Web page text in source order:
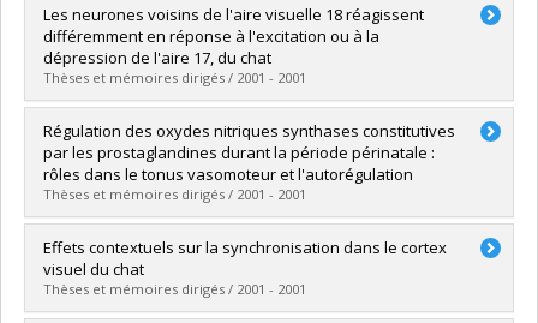
Graduate :Paquet, Valérie
Cycle :Master's
Grade :M. Sc.
Lien vers le document dans Papyrus
Les neurones voisins de l'aire visuelle 18 réagissent
différemment en réponse à l'excitation ou à la
dépression de l'aire 17, du chat
Thèses et mémoires dirigés / 2001 - 2001
Graduate :Tan, Yao Fang
Cycle : Master's
Grade :M. Sc.
Lien vers le document dans Papyrus
Régulation des oxydes nitriques synthases constitutives
par les prostaglandines durant la période périnatale :
rôles dans le tonus vasomoteur et l'autorégulation
Thèses et mémoires dirigés / 2001 - 2001
Graduate :Dumont, Isabelle
Cycle :Doctoral
Grade :Ph. D.
Lien vers le document dans Papyrus
Effets contextuels sur la synchronisation dans le cortex
visuel du chat
Thèses et mémoires dirigés / 2001 - 2001